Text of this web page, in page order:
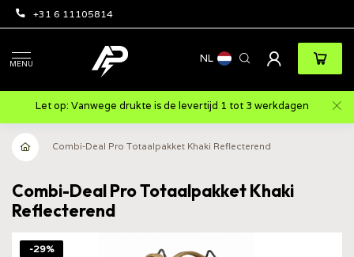
+31 6 11105814
MENU NL
Let op: Vanwege drukte is de levertijd 1 tot 3 werkdagen
Combi-Deal Pro Totaalpakket Khaki Reflecterend
Combi-Deal Pro Totaalpakket Khaki
Reflecterend
-29%